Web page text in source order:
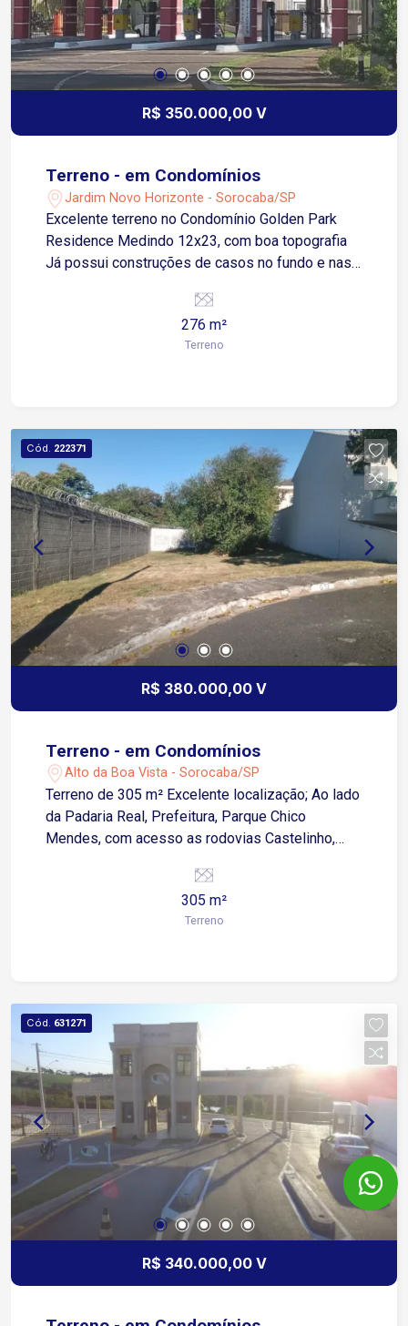
R$ 350.000,00 V
Terreno - em Condomínios
Jardim Novo Horizonte - Sorocaba/SP
Excelente terreno no Condomínio Golden Park
Residence Medindo 12x23, com boa topografia
Já possui construções de casos no fundo e nas
construir a casa dos sonhos Condomínio com
infraestrutura completa e segurança 24h.
276 m²
Terreno
Cód. 222371
R$ 380.000,00 V
Terreno - em Condomínios
Alto da Boa Vista - Sorocaba/SP
Terreno de 305 m² Excelente localização; Ao lado
da Padaria Real, Prefeitura, Parque Chico
Mendes, com acesso as rodovias Castelinho,
305 m²
Terreno
Cód. 631271
R$ 340.000,00 V